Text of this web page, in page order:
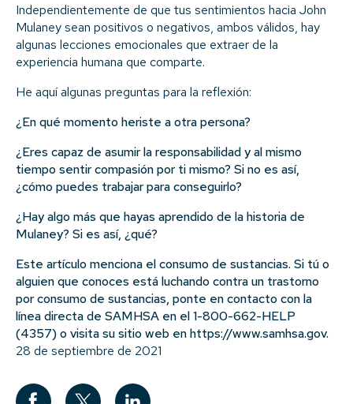
Independientemente de que tus sentimientos hacia John
Mulaney sean positivos o negativos, ambos válidos, hay
algunas lecciones emocionales que extraer de la
experiencia humana que comparte.
He aquí algunas preguntas para la reflexión:
¿En qué momento heriste a otra persona?
¿Eres capaz de asumir la responsabilidad y al mismo
tiempo sentir compasión por ti mismo? Si no es así,
¿cómo puedes trabajar para conseguirlo?
¿Hay algo más que hayas aprendido de la historia de
Mulaney? Si es así, ¿qué?
Este artículo menciona el consumo de sustancias. Si tú o
alguien que conoces está luchando contra un trastorno
por consumo de sustancias, ponte en contacto con la
línea directa de SAMHSA en el 1-800-662-HELP
(4357) o visita su sitio web enhttps://www.samhsa.gov.
28 de septiembre de 2021